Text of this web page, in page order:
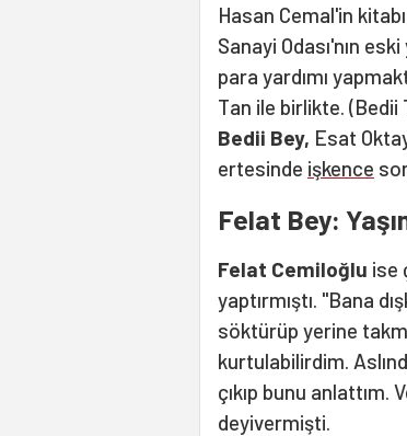
Hasan Cemal'in
Sanayi Odası'nın
para yardımı
Tan ile birlikte.
Bedii Bey, Esat
ertesinde işkence
Felat Bey:
Felat Cemiloğlu ise
yaptırmıştı. "Bana
söktürüp yerine
kurtulabilirdim.
çıkıp bunu anlattım.
deyivermişti.